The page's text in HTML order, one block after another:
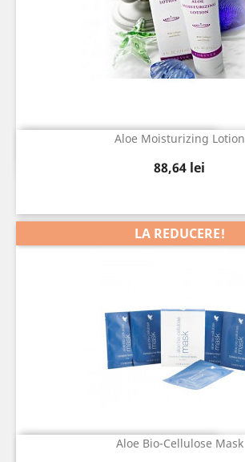
Aloe Moisturizing Lotion
Pret
88,64 lei
Vizualizare rapida
Aloe Bio-Cellulose Mask
LA REDUCERE!
Vizualizare rapida